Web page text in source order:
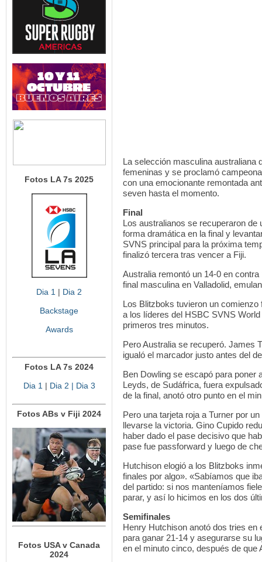
Fotos LA 7s 2025
Dia 1 | Dia 2
Backstage
Awards
Fotos LA 7s 2024
Dia 1 | Dia 2 | Dia 3
Fotos ABs v Fiji 2024
Fotos USA v Canada
2024
La selección masculina australiana
femeninas y se proclamó
con una emocionante remontada
seven hasta el momento.
Final
Los australianos se recuperaron de
forma dramática en la final y
SVNS principal para la próxima
finalizó tercera tras vencer a Fiji.
Australia remontó un 14-0 en
final masculina en Valladolid,
Los Blitzboks tuvieron un
a los líderes del HSBC SVNS
primeros tres minutos.
Pero Australia se recuperó. James
igualó el marcador justo antes del
Ben Dowling se escapó para poner
Leyds, de Sudáfrica, fuera
de la final, anotó otro punto en el
Pero una tarjeta roja a Turner por
llevarse la victoria. Gino Cupido
haber dado el pase decisivo que
pase fue passforward y luego de
Hutchison elogió a los Blitzboks
finales por algo». «Sabíamos que
del partido: si nos manteníamos
parar, y así lo hicimos en los dos
Semifinales
Henry Hutchison anotó dos tries en
para ganar 21-14 y asegurarse su
en el minuto cinco, después de